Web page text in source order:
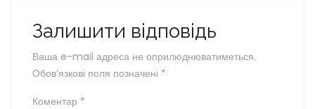
Залишити відповідь
Ваша e-mail адреса не оприлюднюватиметься.
Обов’язкові поля позначені *
Коментар *